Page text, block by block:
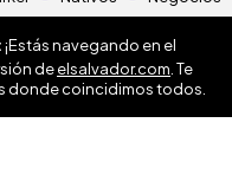
¡Estás navegando en el
deelsalvador.com . Te
donde coincidimos todos.